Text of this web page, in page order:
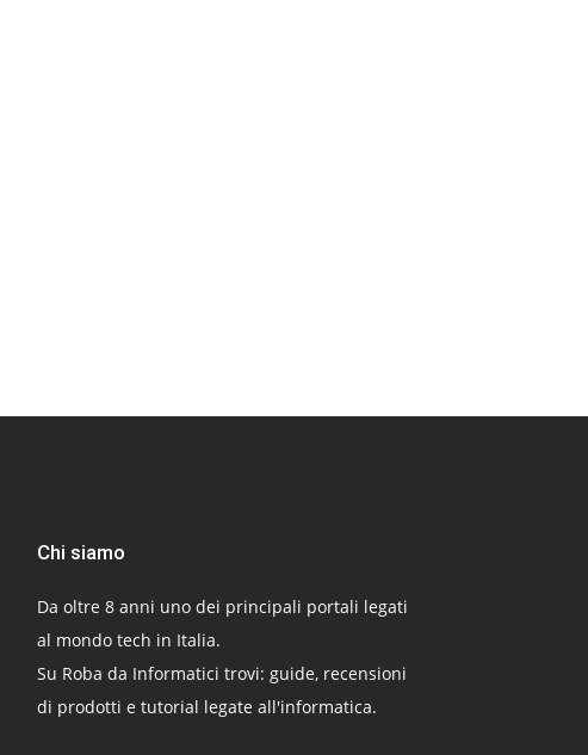
Chi siamo
Da oltre 8 anni uno dei principali portali legati
al mondo tech in Italia.
Su Roba da Informatici trovi: guide, recensioni
di prodotti e tutorial legate all'informatica.